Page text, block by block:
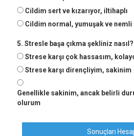
Cildim sert ve kızarıyor, iltihaplı
Cildim normal, yumuşak ve nemli
5. Stresle başa çıkma şekliniz nasıl?
Strese karşı çok hassasım,
Strese karşı dirençliyim, sakinim
Genellikle sakinim, ancak belirli
olurum
Sonuçları